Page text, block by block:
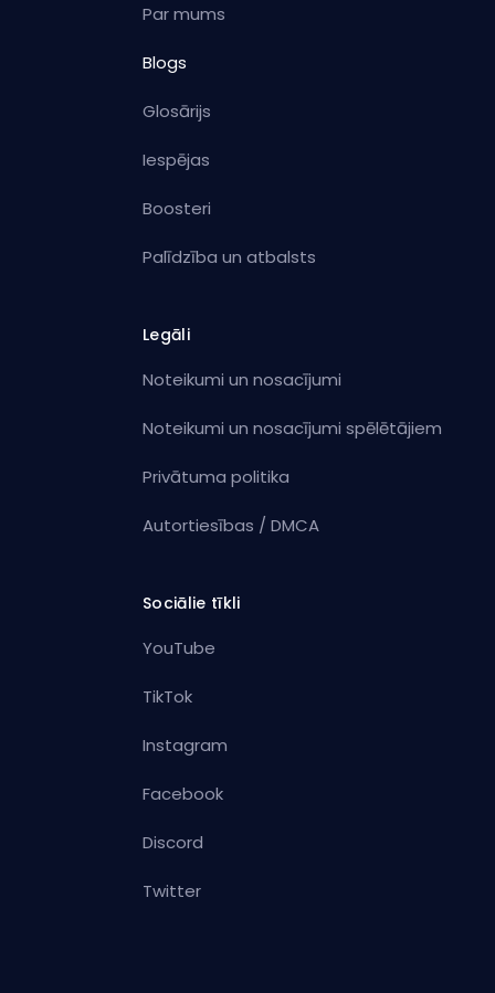
Par mums
Blogs
Glosārijs
Iespējas
Boosteri
Palīdzība un atbalsts
Legāli
Noteikumi un nosacījumi
Noteikumi un nosacījumi spēlētājiem
Privātuma politika
Autortiesības / DMCA
Sociālie tīkli
YouTube
TikTok
Instagram
Facebook
Discord
Twitter